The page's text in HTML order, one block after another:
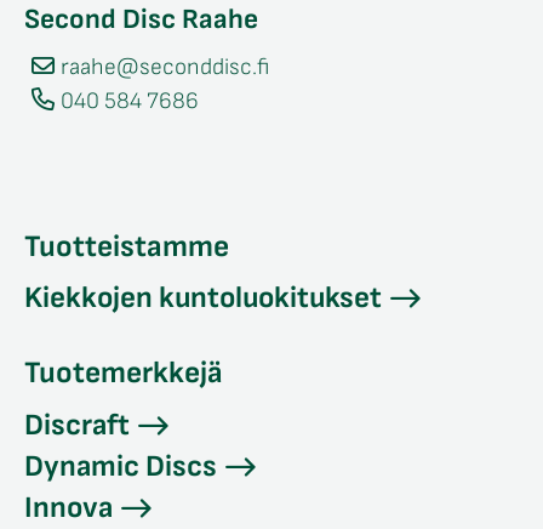
Second Disc Raahe
raahe@seconddisc.fi
040 584 7686
Tuotteistamme
Kiekkojen kuntoluokitukset
Tuotemerkkejä
Discraft
Dynamic Discs
Innova